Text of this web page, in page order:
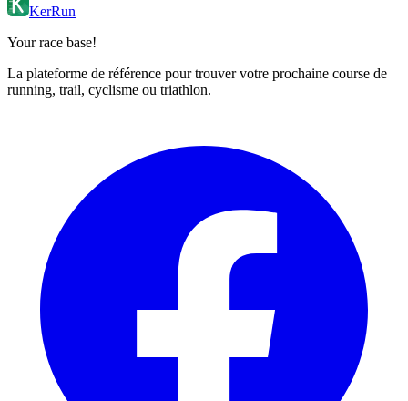
KerRun
Your race base!
La plateforme de référence pour trouver votre prochaine course de
running, trail, cyclisme ou triathlon.